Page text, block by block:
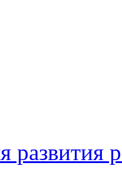
развития